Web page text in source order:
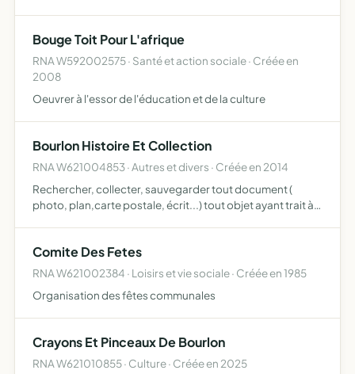
pour les véhicule…
Bouge Toit Pour L'afrique
RNA W592002575 · Santé et action sociale · Créée en
2008
Oeuvrer à l'essor de l'éducation et de la culture
Bourlon Histoire Et Collection
RNA W621004853 · Autres et divers · Créée en 2014
Rechercher, collecter, sauvegarder tout document (
photo, plan,carte postale, écrit...) tout objet ayant trait à
Comite Des Fetes
RNA W621002384 · Loisirs et vie sociale · Créée en 1985
Organisation des fêtes communales
Crayons Et Pinceaux De Bourlon
RNA W621010855 · Culture · Créée en 2025